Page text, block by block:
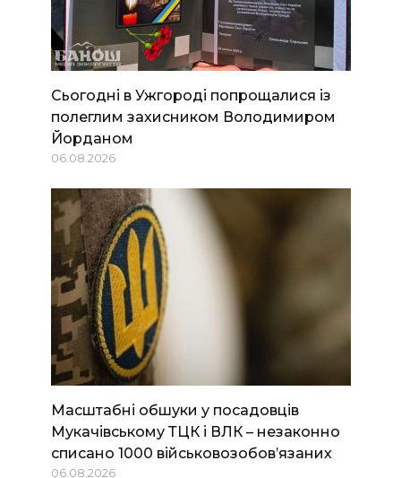
Сьогодні в Ужгороді попрощалися із
полеглим захисником Володимиром
Йорданом
06.08.2026
Масштабні обшуки у посадовців
Мукачівському ТЦК і ВЛК – незаконно
списано 1000 військовозобов’язаних
06.08.2026